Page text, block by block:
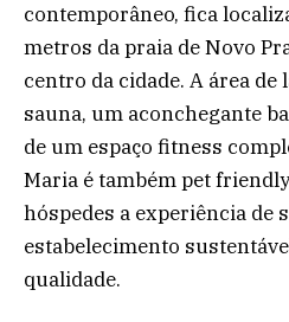
contemporâneo, fica
metros da praia de Novo
centro da cidade. A área
sauna, um aconchegante
de um espaço fitness
Maria é também pet
hóspedes a experiência de
estabelecimento
qualidade.